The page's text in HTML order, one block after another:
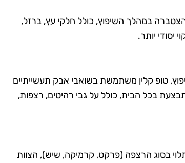
במהלך השיפוץ, כולל חלקי עץ, ברזל,
יסודי יותר.
טופ קלין משתמשת בשואבי אבק תעשייתיים
בכל הבית, כולל על גבי רהיטים, רצפות,
בסוג הרצפה (פרקט, קרמיקה, שיש), הצוות